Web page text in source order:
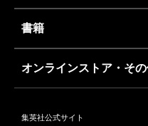
書籍
オンラインストア・そ
集英社公式サイト